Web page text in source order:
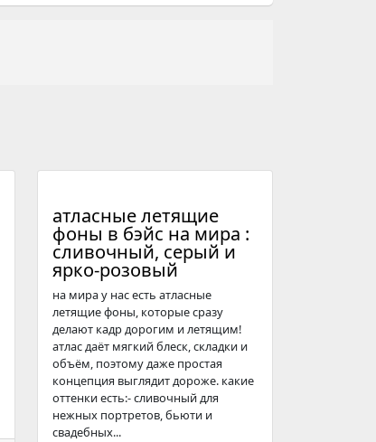
атласные летящие
фоны в бэйс на мира :
сливочный, серый и
ярко-розовый
на мира у нас есть атласные
летящие фоны, которые сразу
делают кадр дорогим и летящим!
атлас даёт мягкий блеск, складки и
объём, поэтому даже простая
концепция выглядит дороже. какие
оттенки есть:- сливочный для
нежных портретов, бьюти и
свадебных...